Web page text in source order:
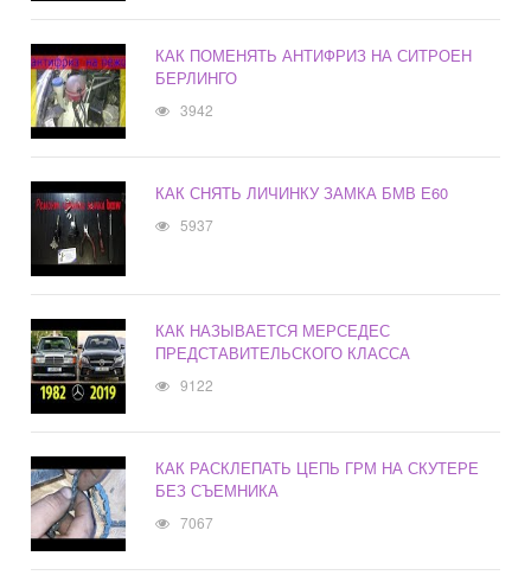
КАК ПОМЕНЯТЬ АНТИФРИЗ НА СИТРОЕН
БЕРЛИНГО
3942
КАК СНЯТЬ ЛИЧИНКУ ЗАМКА БМВ Е60
5937
КАК НАЗЫВАЕТСЯ МЕРСЕДЕС
ПРЕДСТАВИТЕЛЬСКОГО КЛАССА
9122
КАК РАСКЛЕПАТЬ ЦЕПЬ ГРМ НА СКУТЕРЕ
БЕЗ СЪЕМНИКА
7067